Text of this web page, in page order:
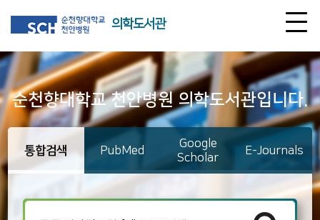
의학도서관
순천향대학교 천안병원 의학도서관입니다.
통합검색 PubMed
Google
Scholar
E-Journals